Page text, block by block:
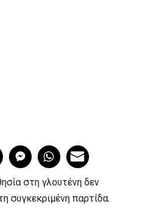
στη γλουτένη δεν
συγκεκριμένη παρτίδα.